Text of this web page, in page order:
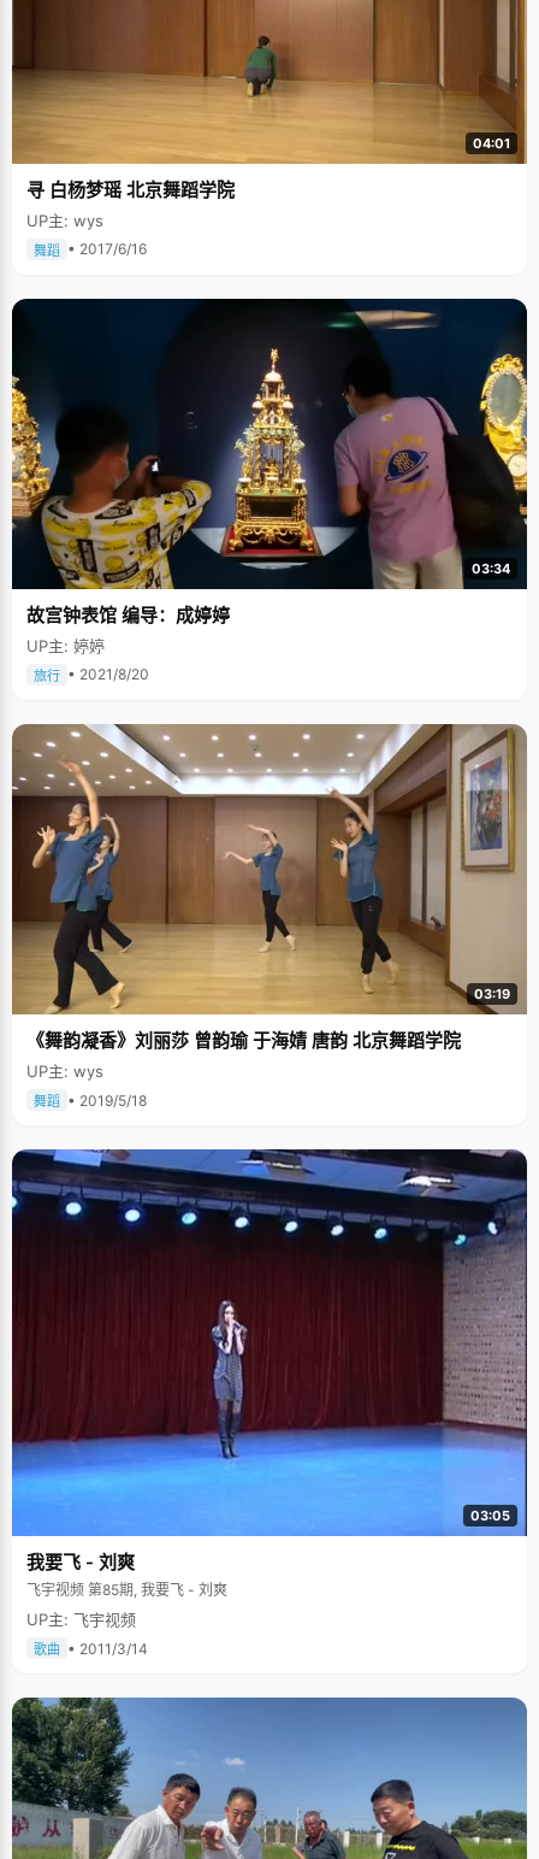
04:01
寻 白杨梦瑶 北京舞蹈学院
UP主: wys
舞蹈 • 2017/6/16
03:34
故宫钟表馆 编导：成婷婷
UP主: 婷婷
旅行 • 2021/8/20
03:19
《舞韵凝香》刘丽莎 曾韵瑜 于海婧 唐韵 北京舞蹈学院
UP主: wys
舞蹈 • 2019/5/18
03:05
我要飞 - 刘爽
飞宇视频 第85期, 我要飞 - 刘爽
UP主: 飞宇视频
歌曲 • 2011/3/14